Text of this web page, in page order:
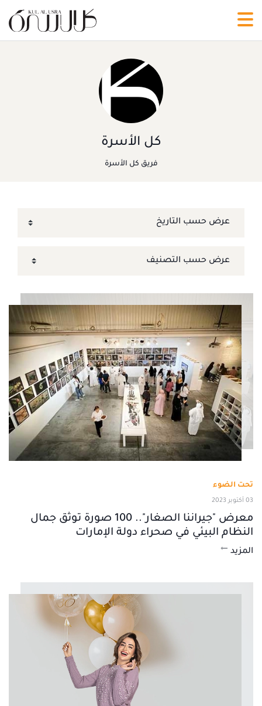
كل الأسرة
فريق كل الأسرة
تحت الضوء
03 أكتوبر 2023
معرض "جيراننا الصغار".. 100 صورة توثق جمال
النظام البيئي في صحراء دولة الإمارات
المزيد